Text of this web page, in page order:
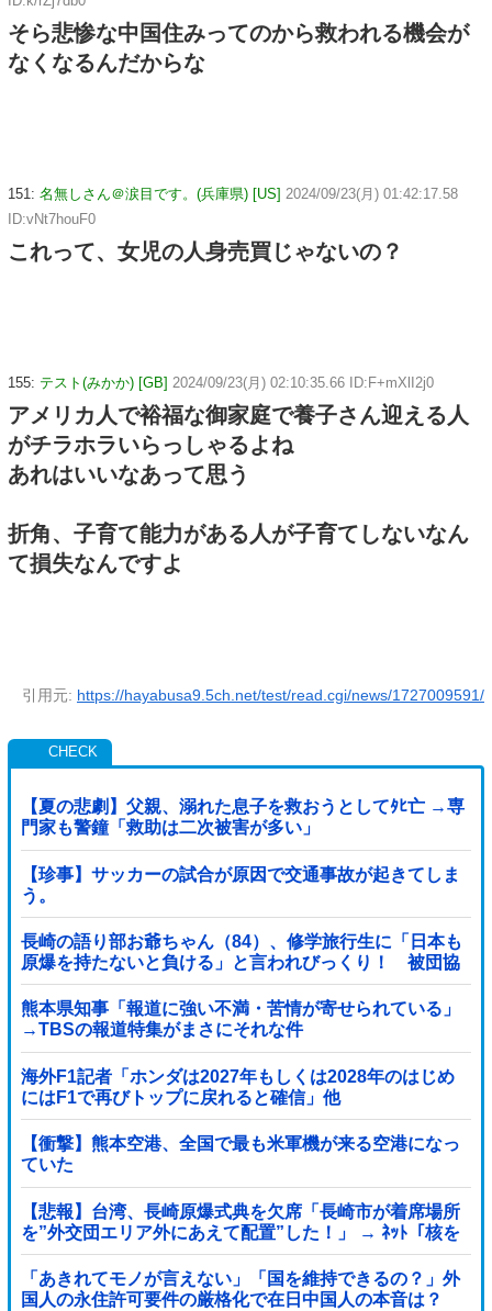
そら悲惨な中国住みってのから救われる機会が
なくなるんだからな
151: 名無しさん＠涙目です。(兵庫県) [US] 2024/09/23(月) 01:42:17.58
ID:vNt7houF0
これって、女児の人身売買じゃないの？
155: テスト(みかか) [GB] 2024/09/23(月) 02:10:35.66 ID:F+mXlI2j0
アメリカ人で裕福な御家庭で養子さん迎える人
がチラホラいらっしゃるよね
あれはいいなあって思う
折角、子育て能力がある人が子育てしないなん
て損失なんですよ
引用元: https://hayabusa9.5ch.net/test/read.cgi/news/1727009591/
【夏の悲劇】父親、溺れた息子を救おうとしてﾀﾋ亡 →専
門家も警鐘「救助は二次被害が多い」
【珍事】サッカーの試合が原因で交通事故が起きてしま
う。
長崎の語り部お爺ちゃん（84）、修学旅行生に「日本も
原爆を持たないと負ける」と言われびっくり！ 被団協
代表（85）も中学生に「核を持たないで日本...
熊本県知事「報道に強い不満・苦情が寄せられている」
→TBSの報道特集がまさにそれな件
海外F1記者「ホンダは2027年もしくは2028年のはじめ
にはF1で再びトップに戻れると確信」他
【衝撃】熊本空港、全国で最も米軍機が来る空港になっ
ていた
【悲報】台湾、長崎原爆式典を欠席「長崎市が着席場所
を”外交団エリア外にあえて配置”した！」 → ﾈｯﾄ「核を
持つ中国に屈指した！」「失礼すぎ」「台湾は筋通し
た！」ｗｗｗｗｗ
「あきれてモノが言えない」「国を維持できるの？」外
国人の永住許可要件の厳格化で在日中国人の本音は？